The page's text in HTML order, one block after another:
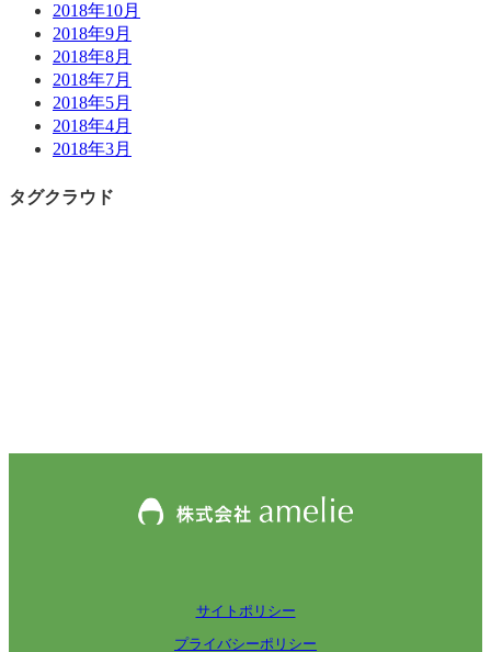
2018年10月
2018年9月
2018年8月
2018年7月
2018年5月
2018年4月
2018年3月
タグクラウド
サイトポリシー
プライバシーポリシー